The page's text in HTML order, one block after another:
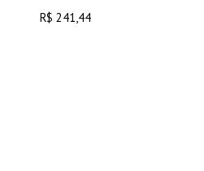
R$ 241,44